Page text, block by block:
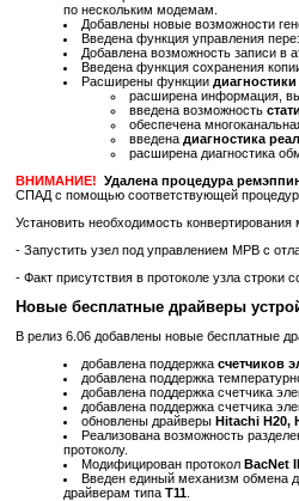
по нескольким модемам.
Добавлены новые возможности
Введена функция управления
Добавлена возможность записи в
Введена функция сохранения
Расширены функции диагностики
расширена информация,
введена возможность
обеспечена
введена диагностика
расширена диагностика
ВНИМАНИЕ! Удалена процедура
СПАД с помощью соответствующей
Установить необходимость
- Запустить узел под управлением МРВ с
- Факт присутствия в протоколе узла
Новые бесплатные драйверы
В релиз 6.06 добавлены новые бесплатные
добавлена поддержка счетчиков
добавлена поддержка
добавлена поддержка счетчика
добавлена поддержка счетчика
обновлены драйверы Hitachi H20,
Реализована возможность
протоколу.
Модифицирован протокол BacNet
Введен единый механизм обмена
драйверам типа T11